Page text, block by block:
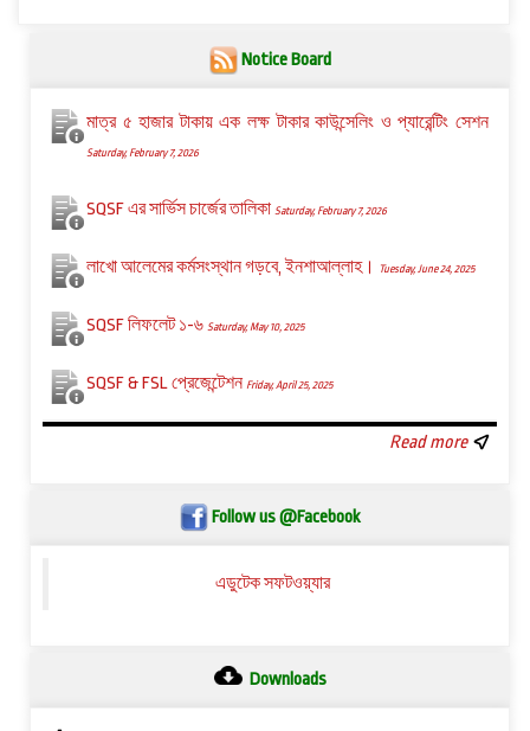
Notice Board
মাত্র ৫ হাজার টাকায় এক লক্ষ টাকার কাউন্সেলিং ও প্যারেন্টিং সেশন
Saturday, February 7, 2026
SQSF এর সার্ভিস চার্জের তালিকা Saturday, February 7, 2026
লাখো আলেমের কর্মসংস্থান গড়বে, ইনশাআল্লাহ। Tuesday, June 24, 2025
SQSF লিফলেট ১-৬ Saturday, May 10, 2025
SQSF & FSL প্রেজেন্টেশন Friday, April 25, 2025
Read more
Follow us @Facebook
এডুটেক সফটওয়্যার
Downloads